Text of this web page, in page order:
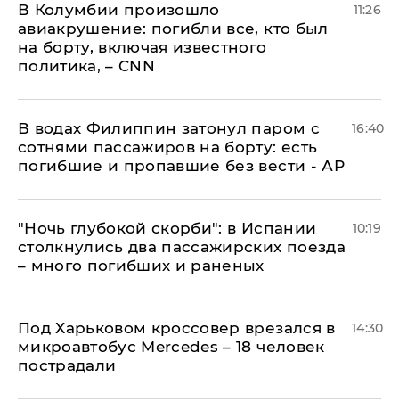
В Колумбии произошло
авиакрушение: погибли все, кто был
на борту, включая известного
политика, – CNN
11:26
В водах Филиппин затонул паром с
сотнями пассажиров на борту: есть
погибшие и пропавшие без вести - АР
16:40
"Ночь глубокой скорби": в Испании
столкнулись два пассажирских поезда
– много погибших и раненых
10:19
Под Харьковом кроссовер врезался в
микроавтобус Mercedes – 18 человек
пострадали
14:30